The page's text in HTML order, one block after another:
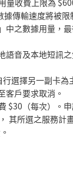
量收費上限為
傳輸速度將被
之數據用量，
語音及本地短訊
選擇另一副卡
客戶要求取消。
$30 （每次）。
其所選之服務計